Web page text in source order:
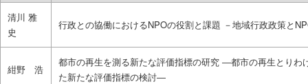
清川 雅
史
行政との協働におけるNPOの役割と課題 －地域行政政策と
紺野 浩
都市の再生を測る新たな評価指標の研究 ―都市の再生とり
た新たな評価指標の検討―